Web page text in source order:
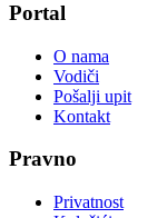
Portal
O nama
Vodiči
Pošalji upit
Kontakt
Pravno
Privatnost